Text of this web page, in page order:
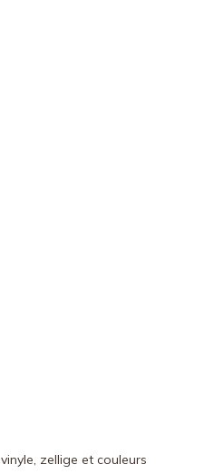
zellige et couleurs